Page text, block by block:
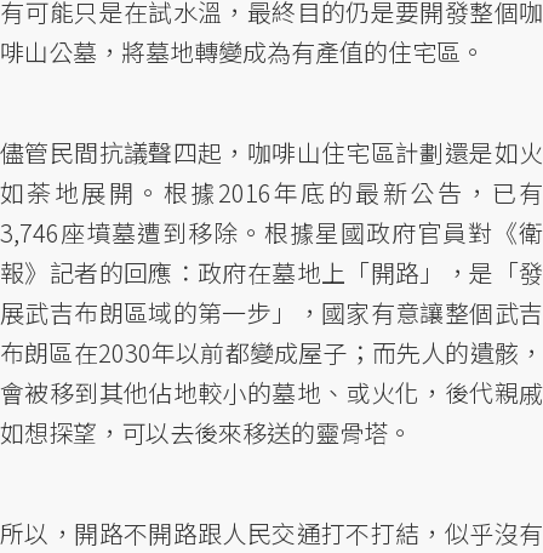
有可能只是在試水溫，最終目的仍是要開發整個咖
啡山公墓，將墓地轉變成為有產值的住宅區。
儘管民間抗議聲四起，咖啡山住宅區計劃還是如火
如荼地展開。根據2016年底的最新公告，已有
3,746座墳墓遭到移除。根據星國政府官員對《衛
報》記者的回應：政府在墓地上「開路」，是「發
展武吉布朗區域的第一步」，國家有意讓整個武吉
布朗區在2030年以前都變成屋子；而先人的遺骸，
會被移到其他佔地較小的墓地、或火化，後代親戚
如想探望，可以去後來移送的靈骨塔。
所以，開路不開路跟人民交通打不打結，似乎沒有